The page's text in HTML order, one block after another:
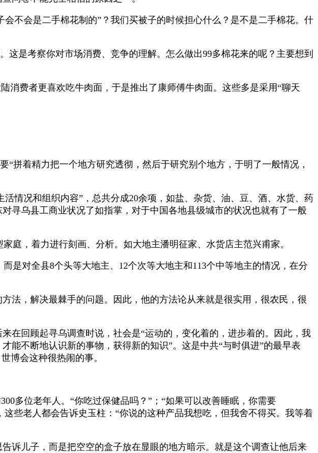
不会是二手棉花制的”？我们买被子的时候担心什么？是不是二手棉花。什
这是考察你对市场消费、竞争的理解。怎么做出99多棉花来的呢？主要想到
消费者更喜欢吃牛肉面，于是推出了康师傅牛肉面。这些多是采用“聊天
“拼着精力把一个地方研究透彻，然后于研究别个地方，于明了一般情况，
活情况和组织内容” ，总共分成20余项，如盐、杂货、油、豆、酒、水货、药
寻乌县工商业状况了如指掌，对于中国各地县级城市的状况也就有了一般
庭，着力进行刻画、分析。如大地主潘明征家、水货店主范兴甫家。
而是对全县8个头等大地主、 12个次等大地主和113个中等地主的情况，在分
法，解决最棘手的问题。因此，他的方法论从来就是很实用，很农民，很
在回顾起寻乌调查时说，社会是“运动的，变化着的，进步着的。因此，我
能不断地认识新的事物，获得新的知识”。这是中共“与时俱进”的最早表
博会这种很热闹的事。
300多位老年人。 “你吃过保健品吗？ ” ； “如果可以改善睡眠，你需要
这些老人都会告诉史玉柱： “你说的这种产品我想吃，但我舍不得买。我等着
告诉儿子，而是把空空的盒子放在显眼的地方暗示。就是这个调查让他后来